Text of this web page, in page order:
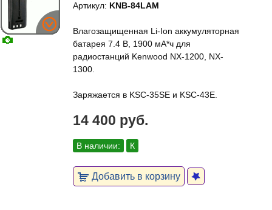
Артикул: KNB-84LAM
Влагозащищенная Li-Ion аккумуляторная
батарея 7.4 В, 1900 мА*ч для
радиостанций Kenwood NX-1200, NX-
1300.
Заряжается в KSC-35SE и KSC-43E.
14 400 руб.
В наличии: К
Добавить в корзину